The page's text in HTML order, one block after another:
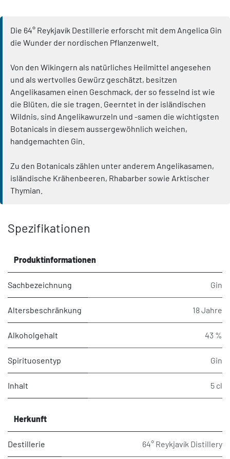
Die 64° Reykjavík Destillerie erforscht mit dem Angelica Gin
die Wunder der nordischen Pflanzenwelt.
Von den Wikingern als natürliches Heilmittel angesehen
und als wertvolles Gewürz geschätzt, besitzen
Angelikasamen einen Geschmack, der so fesselnd ist wie
die Blüten, die sie tragen. Geerntet in der isländischen
Wildnis, sind Angelikawurzeln und -samen die wichtigsten
Botanicals in diesem aussergewöhnlich weichen,
handgemachten Gin.
Zu den Botanicals zählen unter anderem Angelikasamen,
isländische Krähenbeeren, Rhabarber sowie Arktischer
Thymian.
Spezifikationen
Produktinformationen
Sachbezeichnung Gin
Altersbeschränkung 18 Jahre
Alkoholgehalt 43 %
Spirituosentyp Gin
Inhalt 5 cl
Herkunft
Destillerie 64° Reykjavík Distillery